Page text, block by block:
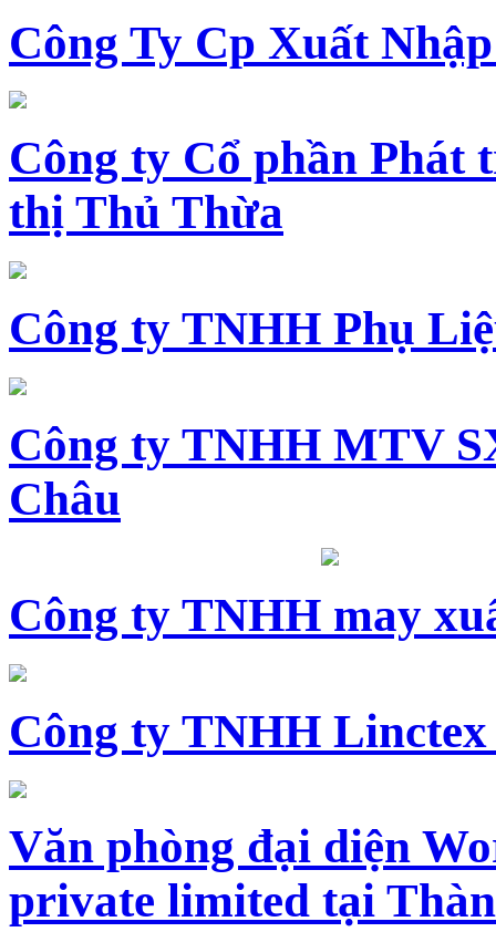
Công Ty Cp Xuất
Công ty Cổ phần Phát
thị Thủ Thừa
Công ty TNHH Phụ
Công ty TNHH MTV
Châu
Công ty TNHH may
Công ty TNHH Linctex
Văn phòng đại diện
private limited tại